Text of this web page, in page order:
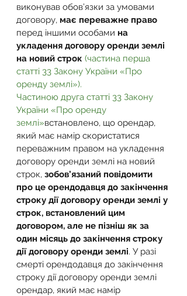
виконував обов’язки за умовами
договору, має переважне право
перед іншими особами на
укладення договору оренди землі
на новий строк (частина перша
статті 33 Закону України «Про
оренду землі»).
Частиною друга статті 33 Закону
України «Про оренду
землі»встановлено, що орендар,
який має намір скористатися
переважним правом на укладення
договору оренди землі на новий
строк, зобов’язаний повідомити
про це орендодавця до закінчення
строку дії договору оренди землі у
строк, встановлений цим
договором, але не пізніш як за
один місяць до закінчення строку
дії договору оренди землі. У разі
смерті орендодавця до закінчення
строку дії договору оренди землі
орендар, який має намір